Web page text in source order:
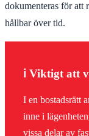
dokumenteras för att
hållbar över tid.
ℹ️ Viktigt att
I en bostadsrätt
inne i
vissa delar av